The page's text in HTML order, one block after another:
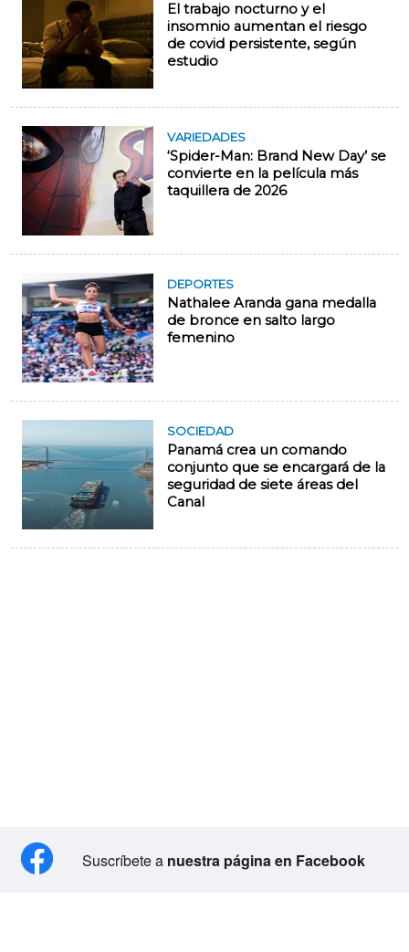
El trabajo nocturno y el
insomnio aumentan el riesgo
de covid persistente, según
estudio
VARIEDADES
‘Spider-Man: Brand New Day’ se
convierte en la película más
taquillera de 2026
DEPORTES
Nathalee Aranda gana medalla
de bronce en salto largo
femenino
SOCIEDAD
Panamá crea un comando
conjunto que se encargará de la
seguridad de siete áreas del
Canal
Suscríbete a nuestra página en Facebook